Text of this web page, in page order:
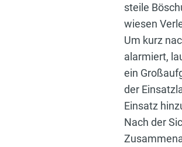
steile
wiesen
Um kurz
alarmiert,
ein
der
Einsatz
Nach der